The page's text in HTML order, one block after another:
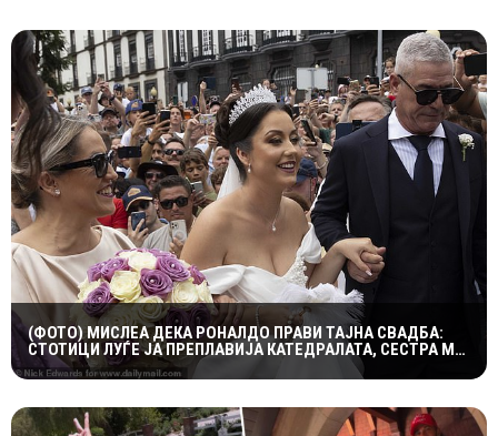
(ФОТО) МИСЛЕА ДЕКА РОНАЛДО ПРАВИ ТАЈНА СВАДБА:
СТОТИЦИ ЛУЃЕ ЈА ПРЕПЛАВИЈА КАТЕДРАЛАТА, СЕСТРА МУ
ОСТРО РЕАГИРАШЕ